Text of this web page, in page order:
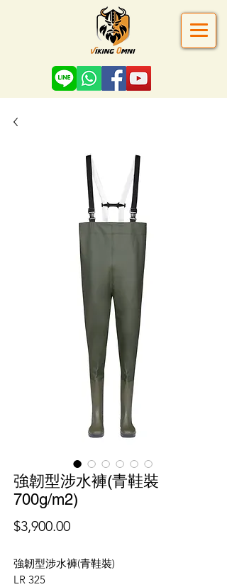
強韌型涉水褲(青鞋裝
700g/m2)
$3,900.00價
強韌型涉水褲(青鞋裝)
LR 325